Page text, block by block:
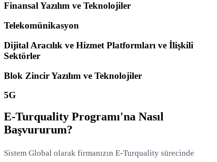
Finansal Yazılım ve Teknolojiler
Telekomünikasyon
Dijital Aracılık ve Hizmet Platformları ve İlişkili
Sektörler
Blok Zincir Yazılım ve Teknolojiler
5G
E-Turquality Programı'na Nasıl
Başvururum?
Sistem Global olarak firmanızın E-Turquality sürecinde